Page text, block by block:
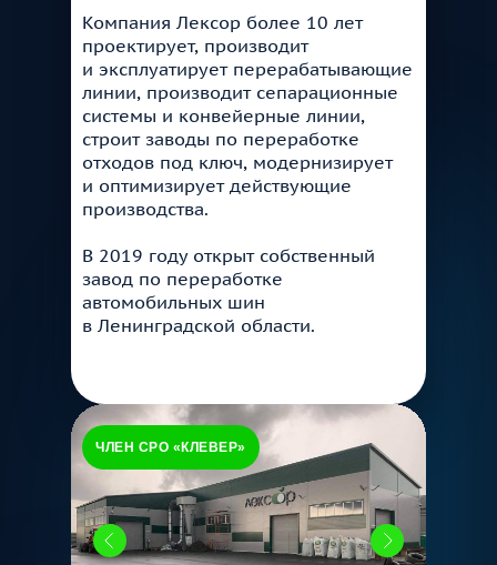
Компания Лексор более 10 лет
проектирует, производит
и эксплуатирует перерабатывающие
линии, производит сепарационные
системы и конвейерные линии,
строит заводы по переработке
отходов под ключ, модернизирует
и оптимизирует действующие
производства.
В 2019 году открыт собственный
завод по переработке
автомобильных шин
в Ленинградской области.
ЧЛЕН СРО «КЛЕВЕР»